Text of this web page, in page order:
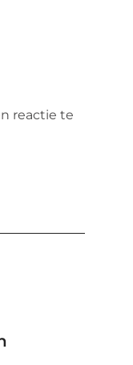
reactie te